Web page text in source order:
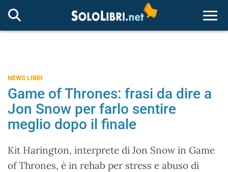
NEWS LIBRI
Game of Thrones: frasi da dire a
Jon Snow per farlo sentire
meglio dopo il finale
Kit Harington, interprete di Jon Snow in Game
of Thrones, è in rehab per stress e abuso di